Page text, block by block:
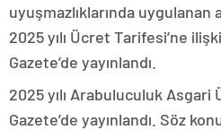
uyuşmazlıklarında
2025 yılı Ücret Tarifesi’ne
Gazete’de yayınlandı.
2025 yılı Arabuluculuk
Gazete’de yayınlandı. Söz